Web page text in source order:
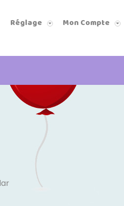
Réglage Mon Compte